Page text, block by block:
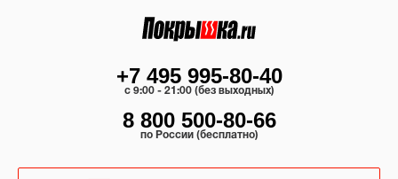
+7 495 995-80-40
c 9:00 - 21:00 (без выходных)
8 800 500-80-66
по России (бесплатно)